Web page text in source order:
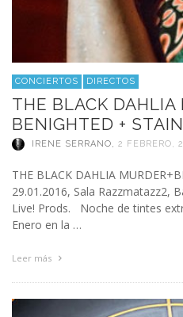
CONCIERTOS DIRECTOS
THE BLACK DAHLIA
BENIGHTED +
IRENE SERRANO, 2 FEBRERO,
THE BLACK DAHLIA
29.01.2016, Sala Razzmatazz2,
Live! Prods. Noche de tintes
Enero en la …
Leer más